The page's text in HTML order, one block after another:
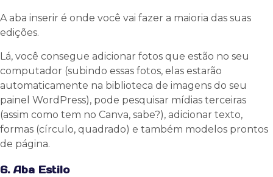
A aba inserir é onde você vai fazer a maioria das suas
edições.
Lá, você consegue adicionar fotos que estão no seu
computador (subindo essas fotos, elas estarão
automaticamente na biblioteca de imagens do seu
painel WordPress), pode pesquisar mídias terceiras
(assim como tem no Canva, sabe?), adicionar texto,
formas (círculo, quadrado) e também modelos prontos
de página.
6. Aba Estilo